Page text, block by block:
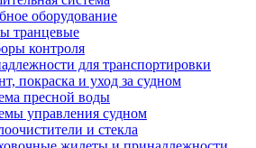
оборудование
транцевые
контроля
для транспортировки
покраска и уход за судном
пресной воды
управления судном
и стекла